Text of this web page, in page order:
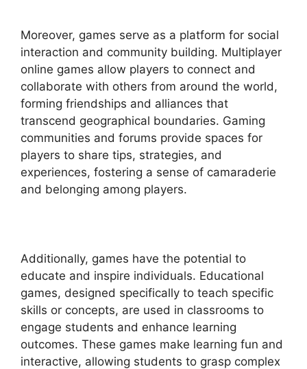
Moreover, games serve as a platform for social
interaction and community building. Multiplayer
online games allow players to connect and
collaborate with others from around the world,
forming friendships and alliances that
transcend geographical boundaries. Gaming
communities and forums provide spaces for
players to share tips, strategies, and
experiences, fostering a sense of camaraderie
and belonging among players.
Additionally, games have the potential to
educate and inspire individuals. Educational
games, designed specifically to teach specific
skills or concepts, are used in classrooms to
engage students and enhance learning
outcomes. These games make learning fun and
interactive, allowing students to grasp complex